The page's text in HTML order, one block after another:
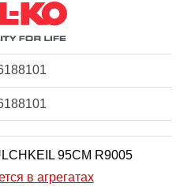
95CM R9005
в агрегатах